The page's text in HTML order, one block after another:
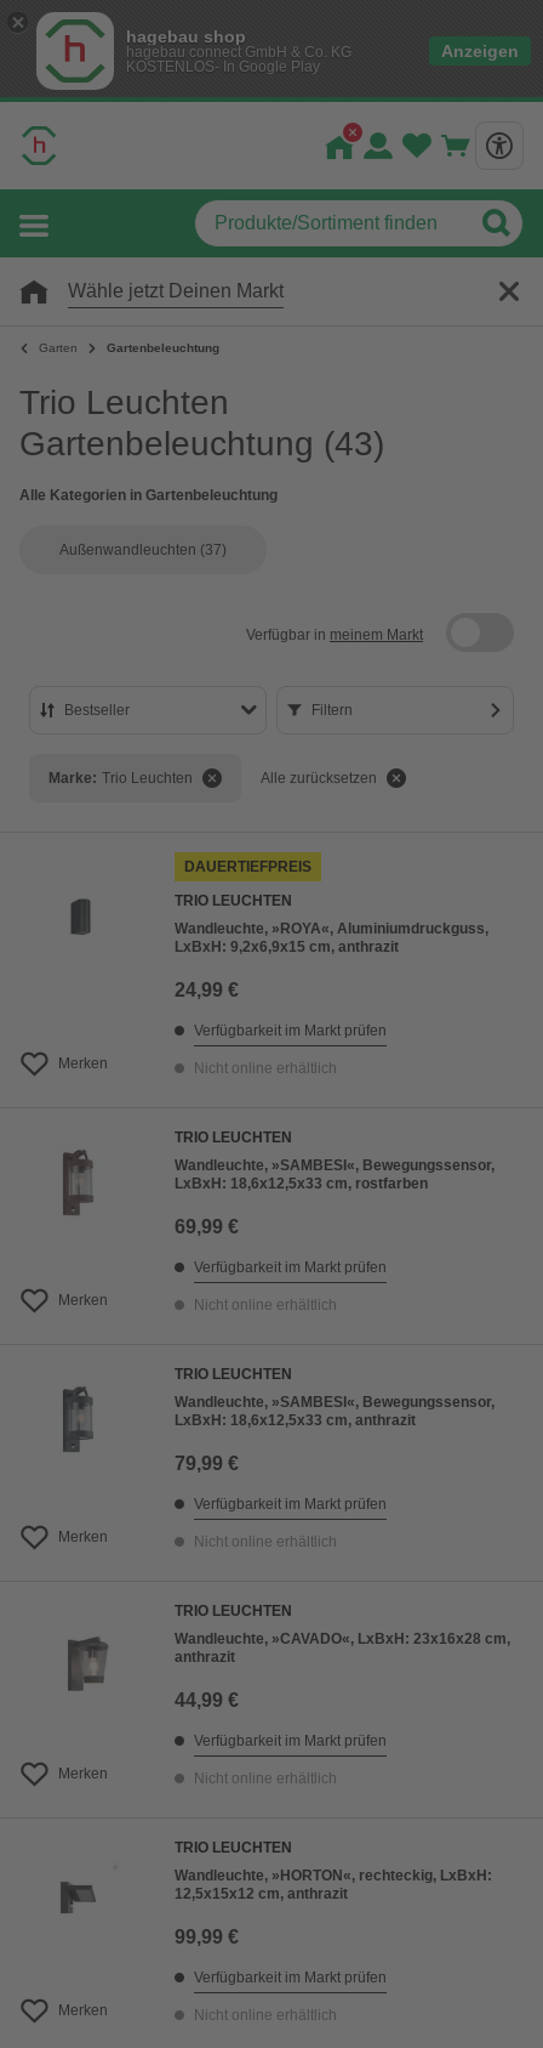
hagebau shop
hagebau connect GmbH & Co. KG
KOSTENLOS- In Google Play
Anzeigen
Wähle jetzt Deinen Markt
Garten Gartenbeleuchtung
Trio Leuchten
Gartenbeleuchtung (43)
Alle Kategorien in Gartenbeleuchtung
Außenwandleuchten (37)
Verfügbar in meinem Markt
Bestseller Filtern
Marke: Trio Leuchten Alle zurücksetzen
Merken
DAUERTIEFPREIS
TRIO LEUCHTEN
Wandleuchte, »ROYA«, Aluminiumdruckguss,
LxBxH: 9,2x6,9x15 cm, anthrazit
24,99 €
Verfügbarkeit im Markt prüfen
Nicht online erhältlich
Merken
TRIO LEUCHTEN
Wandleuchte, »SAMBESI«, Bewegungssensor,
LxBxH: 18,6x12,5x33 cm, rostfarben
69,99 €
Verfügbarkeit im Markt prüfen
Nicht online erhältlich
Merken
TRIO LEUCHTEN
Wandleuchte, »SAMBESI«, Bewegungssensor,
LxBxH: 18,6x12,5x33 cm, anthrazit
79,99 €
Verfügbarkeit im Markt prüfen
Nicht online erhältlich
Merken
TRIO LEUCHTEN
Wandleuchte, »CAVADO«, LxBxH: 23x16x28 cm,
anthrazit
44,99 €
Verfügbarkeit im Markt prüfen
Nicht online erhältlich
Merken
TRIO LEUCHTEN
Wandleuchte, »HORTON«, rechteckig, LxBxH:
12,5x15x12 cm, anthrazit
99,99 €
Verfügbarkeit im Markt prüfen
Nicht online erhältlich